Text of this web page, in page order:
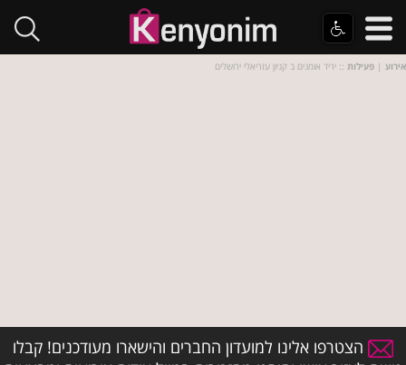
אירוע | פעילות :: יריד אומנים ב קניון עזריאלי ירושלים
הצטרפו אלינו למועדון החברים והישארו מעודכנים! קבלו